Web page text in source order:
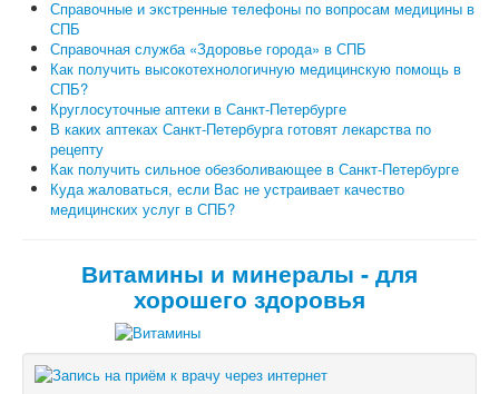
Справочные и экстренные телефоны по вопросам медицины в
СПБ
Справочная служба «Здоровье города» в СПБ
Как получить высокотехнологичную медицинскую помощь в
СПБ?
Круглосуточные аптеки в Санкт-Петербурге
В каких аптеках Санкт-Петербурга готовят лекарства по
рецепту
Как получить сильное обезболивающее в Санкт-Петербурге
Куда жаловаться, если Вас не устраивает качество
медицинских услуг в СПБ?
Витамины и минералы - для
хорошего здоровья